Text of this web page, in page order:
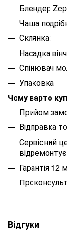
Блендер
Чаша
Склянка;
Насадка
Спінювач
Упаковка
Чому варто
Прийом
Відправка
Сервісний
Гарантія 12
Відгуки